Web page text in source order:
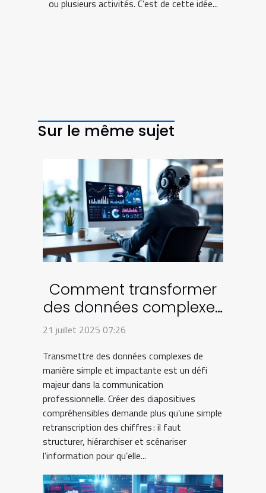
ou plusieurs activités. C’est de cette idée...
Sur le même sujet
Comment transformer
des données complexes
en diapositives
21 juillet 2025 07:26
Transmettre des données complexes de
manière simple et impactante est un défi
majeur dans la communication
professionnelle. Créer des diapositives
compréhensibles demande plus qu’une simple
retranscription des chiffres : il faut
structurer, hiérarchiser et scénariser
l’information pour qu’elle...